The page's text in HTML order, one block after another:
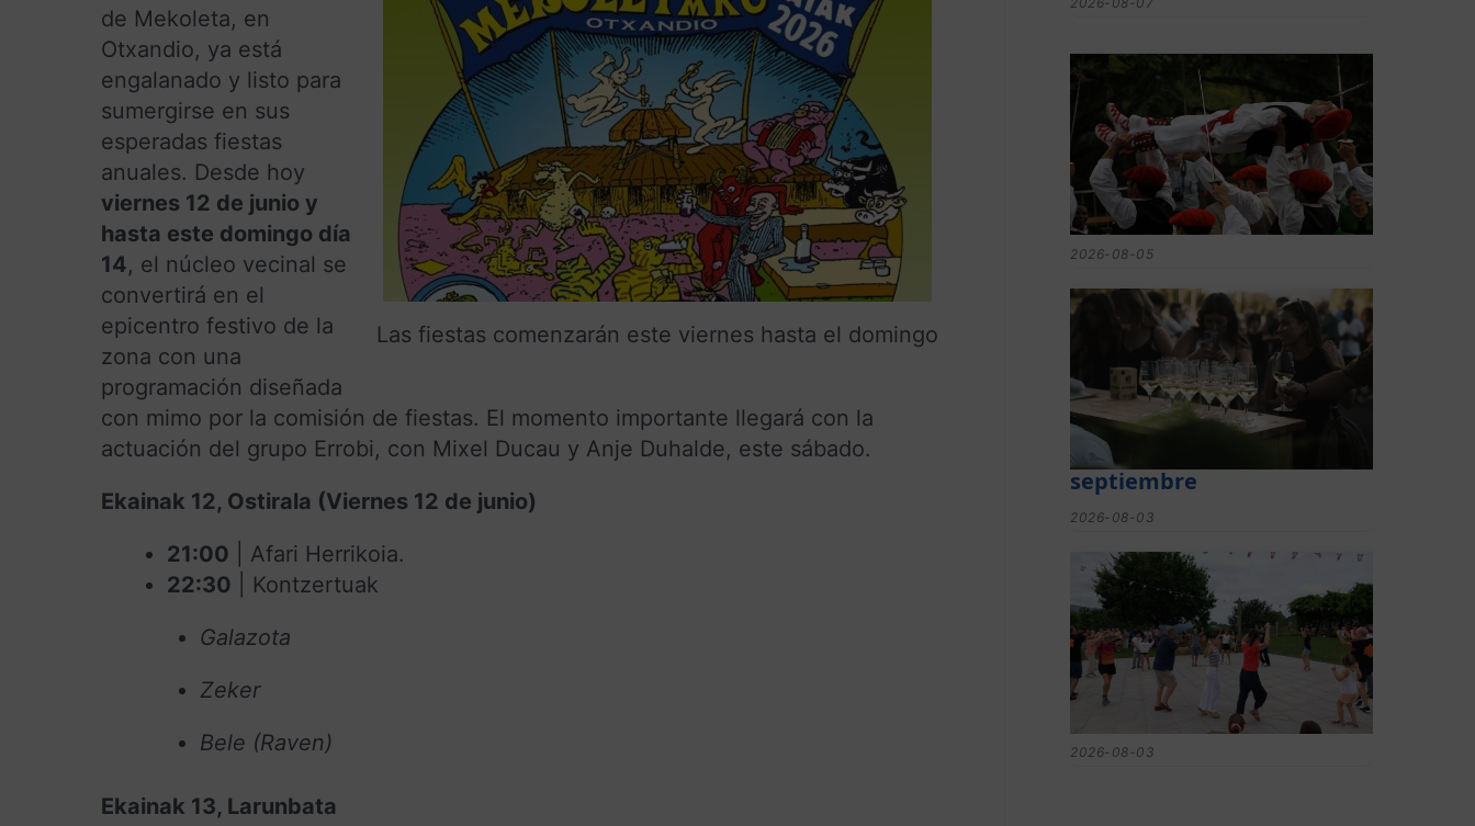
Las fiestas comenzarán este viernes hasta el domingo
de Mekoleta, en
Otxandio, ya está
engalanado y listo para
sumergirse en sus
esperadas fiestas
anuales. Desde hoy
viernes 12 de junio y
hasta este domingo día
14, el núcleo vecinal se
convertirá en el
epicentro festivo de la
zona con una
programación diseñada
con mimo por la comisión de fiestas. El momento importante llegará con la
actuación del grupo Errobi, con Mixel Ducau y Anje Duhalde, este sábado.
Ekainak 12, Ostirala (Viernes 12 de junio)
21:00 | Afari Herrikoia.
22:30 | Kontzertuak
Galazota
Zeker
Bele (Raven)
Ekainak 13, Larunbata
Lorentzo Deunaren jaiak
domekan hasiko dira
Montorran eta Berrizen
2026-08-05
El festival de Bizkaiko
Txakolina ‘Mahasti Artean’
llega a Durangaldea en
septiembre
2026-08-03
Gerediaga inicia sus fiestas
con una cena y la romería
de Ansorregi eta Larrañaga
2026-08-03